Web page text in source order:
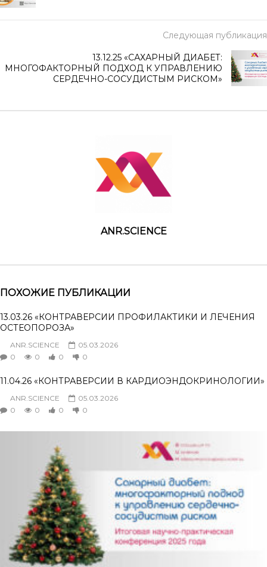
Следующая публикация
13.12.25 «САХАРНЫЙ ДИАБЕТ:
МНОГОФАКТОРНЫЙ ПОДХОД К УПРАВЛЕНИЮ
СЕРДЕЧНО-СОСУДИСТЫМ РИСКОМ»
ANR.SCIENCE
ПОХОЖИЕ ПУБЛИКАЦИИ
13.03.26 «КОНТРАВЕРСИИ ПРОФИЛАКТИКИ И ЛЕЧЕНИЯ
ОСТЕОПОРОЗА»
ANR.SCIENCE
05.03.2026
0
0 0 0
11.04.26 «КОНТРАВЕРСИИ В КАРДИОЭНДОКРИНОЛОГИИ»
ANR.SCIENCE
05.03.2026
0
0 0 0